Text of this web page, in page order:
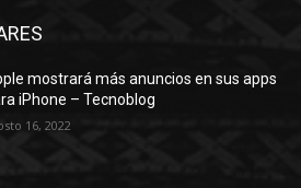
mostrará más anuncios en sus apps
iPhone – Tecnoblog
16, 2022